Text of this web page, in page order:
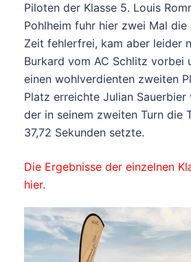
Piloten der Klasse 5. Louis
Pohlheim fuhr hier zwei Mal
Zeit fehlerfrei, kam aber leider
Burkard vom AC Schlitz vorbei
einen wohlverdienten zweiten
Platz erreichte Julian Sauerbier
der in seinem zweiten Turn die
37,72 Sekunden setzte.
Die Ergebnisse der einzelnen
hier.